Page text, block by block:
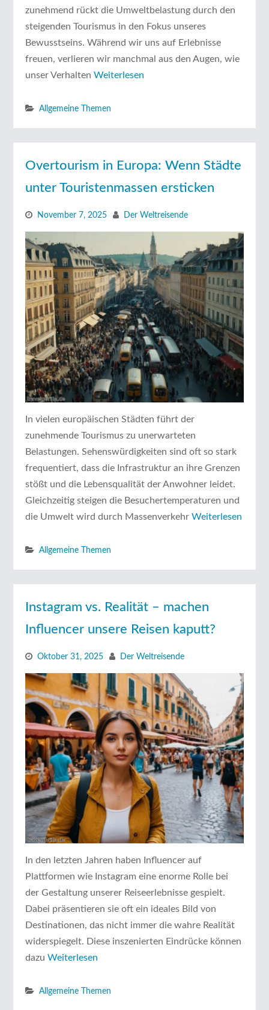
zunehmend rückt die Umweltbelastung durch den
steigenden Tourismus in den Fokus unseres
Bewusstseins. Während wir uns auf Erlebnisse
freuen, verlieren wir manchmal aus den Augen, wie
unser Verhalten Weiterlesen
Allgemeine Themen
Overtourism in Europa: Wenn Städte
unter Touristenmassen ersticken
November 7, 2025 Der Weltreisende
In vielen europäischen Städten führt der
zunehmende Tourismus zu unerwarteten
Belastungen. Sehenswürdigkeiten sind oft so stark
frequentiert, dass die Infrastruktur an ihre Grenzen
stößt und die Lebensqualität der Anwohner leidet.
Gleichzeitig steigen die Besuchertemperaturen und
die Umwelt wird durch Massenverkehr Weiterlesen
Allgemeine Themen
Instagram vs. Realität – machen
Influencer unsere Reisen kaputt?
Oktober 31, 2025 Der Weltreisende
In den letzten Jahren haben Influencer auf
Plattformen wie Instagram eine enorme Rolle bei
der Gestaltung unserer Reiseerlebnisse gespielt.
Dabei präsentieren sie oft ein ideales Bild von
Destinationen, das nicht immer die wahre Realität
widerspiegelt. Diese inszenierten Eindrücke können
dazu Weiterlesen
Allgemeine Themen